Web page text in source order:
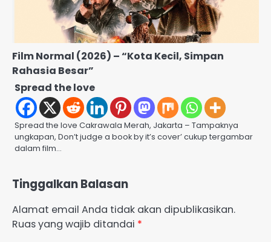
Film Normal (2026) – “Kota Kecil, Simpan
Rahasia Besar”
Spread the love
Spread the love Cakrawala Merah, Jakarta – Tampaknya
ungkapan, Don’t judge a book by it’s cover’ cukup tergambar
dalam film…
Tinggalkan Balasan
Alamat email Anda tidak akan dipublikasikan.
Ruas yang wajib ditandai *